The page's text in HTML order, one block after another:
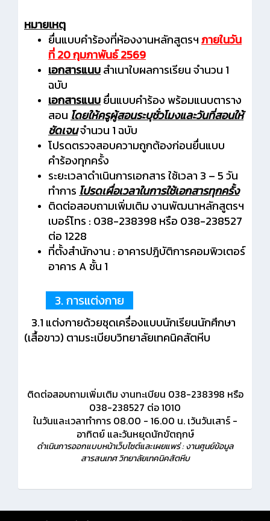
หมายเหตุ
ยื่นแบบคำร้องที่ห้องงานหลักสูตรฯภายในวัน
ที่ 20 กุมภาพันธ์ 2569
เอกสารแนบสำเนาใบผลการเรียน จำนวน 1
ฉบับ
เอกสารแนบยื่นแบบคำร้อง พร้อมแนบตาราง
สอน โดยให้ครูผู้สอนระบุชั่วโมงและวันที่สอนให้
ชัดเจนจำนวน 1 ฉบับ
โปรดตรวจสอบความถูกต้องก่อนยื่นแบบ
คำร้องทุกครั้ง
ระยะเวลาดำเนินการเอกสาร ใช้เวลา 3 – 5 วัน
ทำการ โปรดเผื่อเวลาในการใช้เอกสารทุกครั้ง
ติดต่อสอบถามเพิ่มเติม งานพัฒนาหลักสูตรฯ
เบอร์โทร : 038-238398 หรือ 038-238527
ต่อ 1228
ที่ตั้งสำนักงาน : อาคารปฎิบัติการคอมพิวเตอร์
อาคาร A ชั้น 1
3. การแต่งกาย
3.1 แต่งกายด้วยชุดเครื่องแบบนักเรียนนักศึกษา
(เสื้อขาว) ตามระเบียบวิทยาลัยเทคนิคสัตหีบ
ติดต่อสอบถามเพิ่มเติม งานทะเบียน 038-238398 หรือ
038-238527 ต่อ 1010
ในวันและเวลาทำการ 08.00 - 16.00 น. เว้นวันเสาร์ -
อาทิตย์ และวันหยุดนักขัตฤกษ์
ดำเนินการออกแบบหน้าเว็บไซต์และเผยแพร่ : งานศูนย์ข้อมูล
สารสนเทศ วิทยาลัยเทคนิคสัตหีบ